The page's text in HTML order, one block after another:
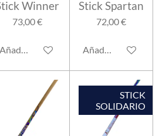
Winner
73,00 €
Añadir al carrito
Stick Spartan
72,00 €
Añadir al carrito
STICK
SOLIDARIO